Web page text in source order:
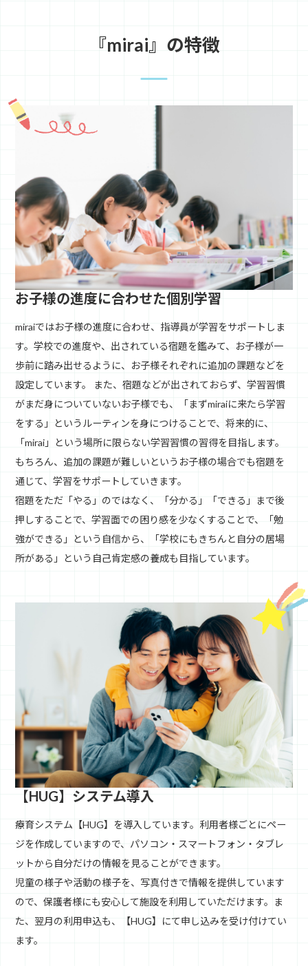
『mirai』の特徴
お子様の進度に合わせた個別学習
miraiではお子様の進度に合わせ、指導員が学習をサポートしま
す。学校での進度や、出されている宿題を鑑みて、お子様が一
歩前に踏み出せるように、お子様それぞれに追加の課題などを
設定しています。 また、宿題などが出されておらず、学習習慣
がまだ身についていないお子様でも、「まずmiraiに来たら学習
をする」というルーティンを身につけることで、将来的に、
「mirai」という場所に限らない学習習慣の習得を目指します。
もちろん、追加の課題が難しいというお子様の場合でも宿題を
通じて、学習をサポートしていきます。
宿題をただ「やる」のではなく、「分かる」「できる」まで後
押しすることで、学習面での困り感を少なくすることで、「勉
強ができる」という自信から、「学校にもきちんと自分の居場
所がある」という自己肯定感の養成も目指しています。
【HUG】システム導入
療育システム【HUG】を導入しています。利用者様ごとにペー
ジを作成していますので、パソコン・スマートフォン・タブレ
ットから自分だけの情報を見ることができます。
児童の様子や活動の様子を、写真付きで情報を提供しています
ので、保護者様にも安心して施設を利用していただけます。ま
た、翌月の利用申込も、【HUG】にて申し込みを受け付けてい
ます。